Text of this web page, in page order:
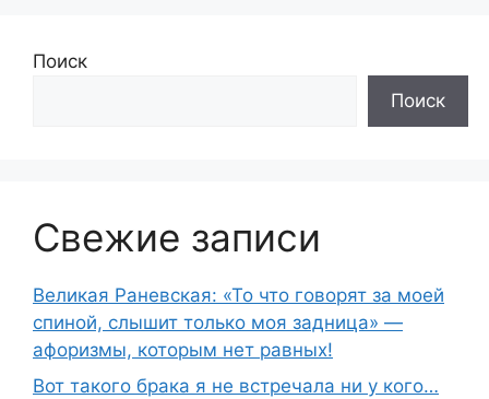
Поиск
Поиск
Свежие записи
Великая Раневская: «То что говорят за моей
спиной, слышит только моя задница» —
афоризмы, которым нет равных!
Вот такого брака я не встречала ни у кого…